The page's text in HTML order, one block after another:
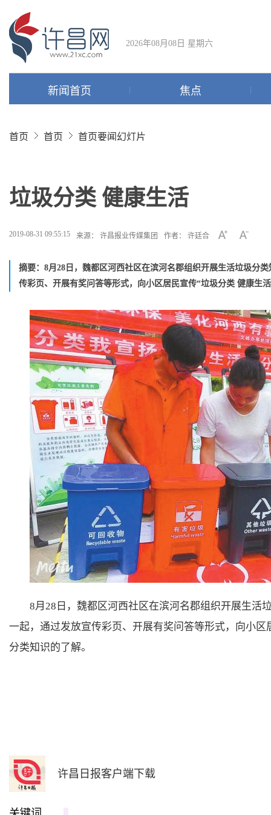
2026年08月08日 星期六
新闻首页 焦点
首页 首页 首页要闻幻灯片
垃圾分类 健康生活
2019-08-31 09:55:15 来源： 许昌报业传媒集团 作者： 许廷合
摘要： ​​8月28日，魏都区河西社区在滨河名郡组织开展生活垃圾分
传彩页、开展有奖问答等形式，向小区居民宣传“垃圾分类 健康生
8月28日，魏都区河西社区在滨河名郡组织开展生活
一起，通过发放宣传彩页、开展有奖问答等形式，向小
分类知识的了解。
许昌日报客户端下载